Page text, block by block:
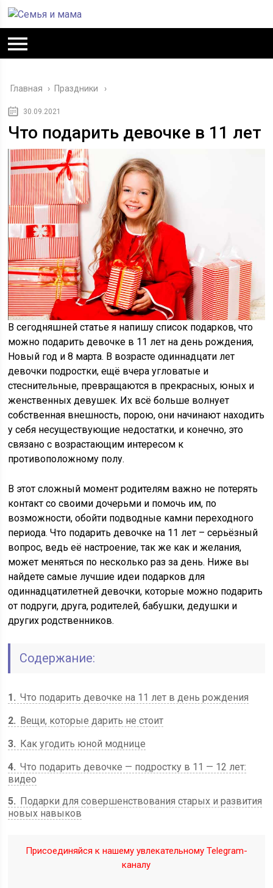
Главная › Праздники
30.09.2021
Что подарить девочке в 11 лет
В сегодняшней статье я напишу список подарков, что
можно подарить девочке в 11 лет на день рождения,
Новый год и 8 марта. В возрасте одиннадцати лет
девочки подростки, ещё вчера угловатые и
стеснительные, превращаются в прекрасных, юных и
женственных девушек. Их всё больше волнует
собственная внешность, порою, они начинают находить
у себя несуществующие недостатки, и конечно, это
связано с возрастающим интересом к
противоположному полу.
В этот сложный момент родителям важно не потерять
контакт со своими дочерьми и помочь им, по
возможности, обойти подводные камни переходного
периода. Что подарить девочке на 11 лет – серьёзный
вопрос, ведь её настроение, так же как и желания,
может меняться по несколько раз за день. Ниже вы
найдете самые лучшие идеи подарков для
одиннадцатилетней девочки, которые можно подарить
от подруги, друга, родителей, бабушки, дедушки и
других родственников.
Содержание:
1
Что подарить девочке на 11 лет в день рождения
2
Вещи, которые дарить не стоит
3
Как угодить юной моднице
4 Что подарить девочке — подростку в 11 — 12 лет:
видео
5
Подарки для совершенствования старых и развития
новых навыков
Присоединяйся к нашему увлекательному Telegram-
каналу